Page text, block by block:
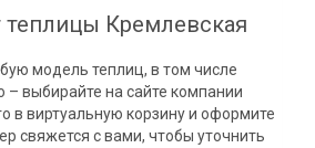
теплицы Кремлевская
модель теплиц, в том числе
– выбирайте на сайте компании
в виртуальную корзину и оформите
свяжется с вами, чтобы уточнить